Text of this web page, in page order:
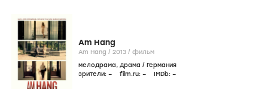
Am Hang
Am Hang / 2013 / фильм
мелодрама, драма / Германия
зрители: – film.ru: – IMDb: –